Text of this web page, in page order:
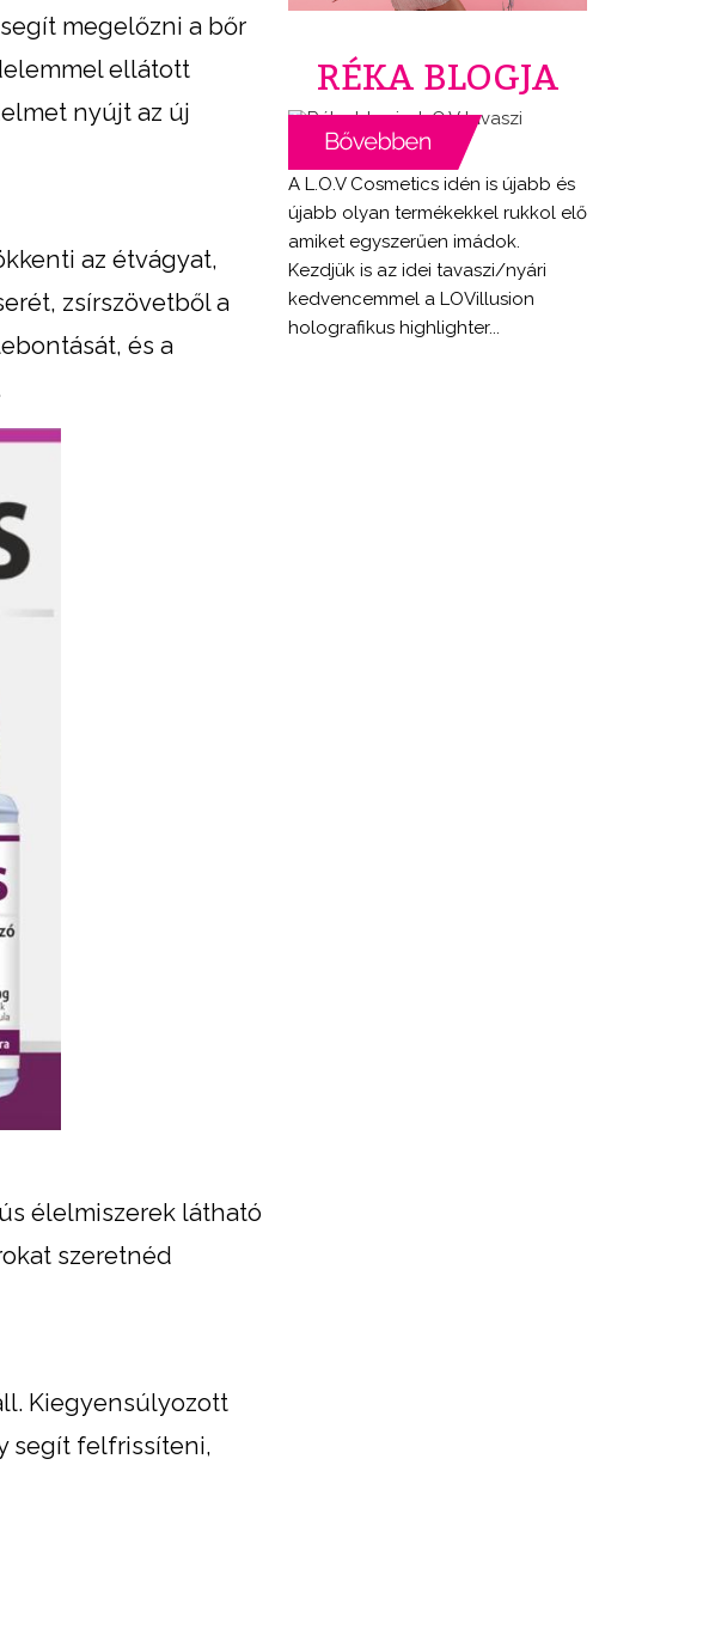
megelőzni a bőr
ellátott
nyújt az új
az étvágyat,
zsírszövetből a
és a
élelmiszerek látható
szeretnéd
Kiegyensúlyozott
segít felfrissíteni,
RÉKA BLOGJA
A L.O.V Cosmetics idén is újabb és
újabb olyan termékekkel rukkol elő
amiket egyszerűen imádok.
Kezdjük is az idei tavaszi/nyári
kedvencemmel a LOVillusion
holografikus highlighter...